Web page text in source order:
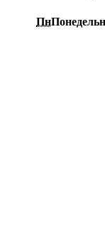
Пн